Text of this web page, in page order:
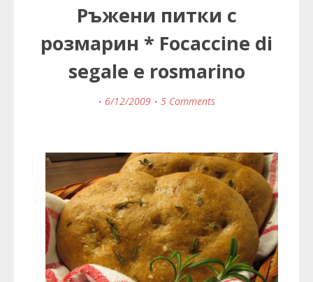
Ръжени питки с
розмарин * Focaccine di
segale e rosmarino
6/12/2009 5 Comments